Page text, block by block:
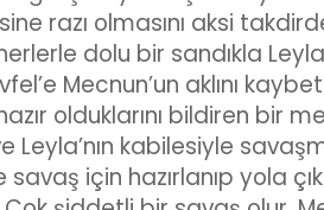
razı olmasını aksi
dolu bir sandıkla
Mecnun’un aklını
olduklarını bildiren bir
Leyla’nın kabilesiyle
için hazırlanıp yola